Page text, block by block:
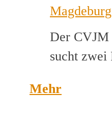
Magdeburg
Der CVJM
sucht
Mehr